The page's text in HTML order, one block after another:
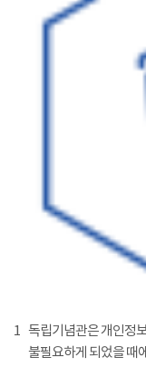
1 독립기념관은 개인정
불필요하게 되었을 때